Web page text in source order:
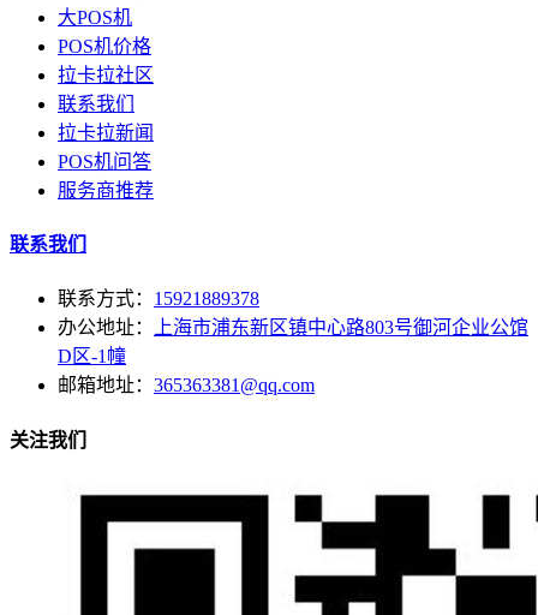
大POS机
POS机价格
拉卡拉社区
联系我们
拉卡拉新闻
POS机问答
服务商推荐
联系我们
联系方式： 15921889378
办公地址：
上海市浦东新区镇中心路803号御河企业公馆
D区-1幢
邮箱地址： 365363381@qq.com
关注我们